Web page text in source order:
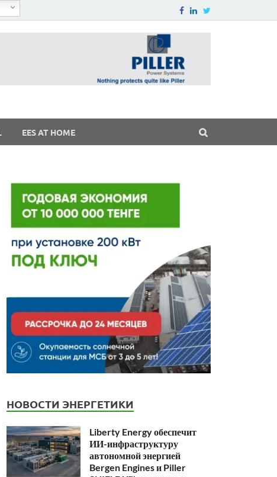
EES AT HOME
НОВОСТИ ЭНЕРГЕТИКИ
Liberty Energy обеспечит
ИИ-инфраструктуру
автономной энергией
Bergen Engines и Piller